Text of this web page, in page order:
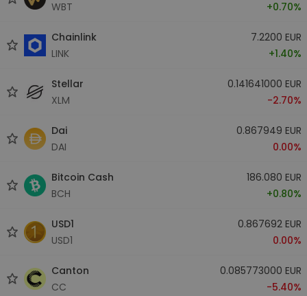
WBT
+0.70%
Chainlink
LINK
7.2200 EUR
+1.40%
Stellar
XLM
0.141641000 EUR
-2.70%
Dai
DAI
0.867949 EUR
0.00%
Bitcoin Cash
BCH
186.080 EUR
+0.80%
USD1
USD1
0.867692 EUR
0.00%
Canton
CC
0.085773000 EUR
-5.40%